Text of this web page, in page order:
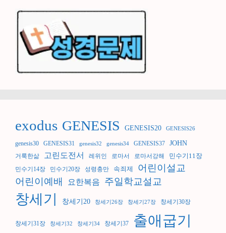
exodus GENESIS GENESIS20 GENESIS26
genesis30 GENESIS31 genesis32 genesis34 GENESIS37 JOHN
거룩한삶 고린도전서 레위인 로마서 로마서강해 민수기11장
민수기14장 민수기20장 성령충만 속죄제
어린이설교
어린이예배
요한복음 주일학교설교
창세기 창세기20 창세기26장 창세기27장 창세기30장
창세기31장 창세기32 창세기34 창세기37 출애굽기